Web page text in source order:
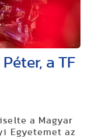
a TF
a Magyar
Egyetemet az